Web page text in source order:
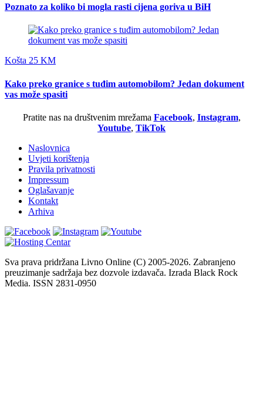
Poznato za koliko bi mogla rasti cijena goriva u BiH
Košta 25 KM
Kako preko granice s tuđim automobilom? Jedan dokument
vas može spasiti
Pratite nas na društvenim mrežama Facebook, Instagram,
Youtube, TikTok
Naslovnica
Uvjeti korištenja
Pravila privatnosti
Impressum
Oglašavanje
Kontakt
Arhiva
Sva prava pridržana Livno Online (C) 2005-2026. Zabranjeno
preuzimanje sadržaja bez dozvole izdavača. Izrada Black Rock
Media. ISSN 2831-0950